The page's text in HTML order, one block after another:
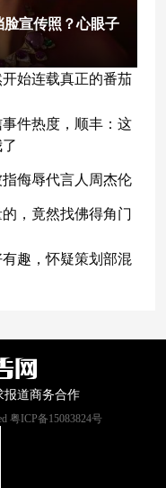
宣传照？心眼子
始连载真正的番茄
件热度，顺丰：这
侮辱代言人周杰伦
的，竟然找佛得角门
趣，怀疑策划部混
报道商务合作
粤ICP备15083824号